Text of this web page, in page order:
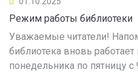
Режим работы библиотеки
Уважаемые читатели!
библиотека вновь
понедельника по пятницу с